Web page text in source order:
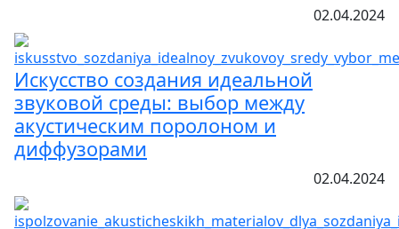
02.04.2024
Искусство создания идеальной
звуковой среды: выбор между
акустическим поролоном и
диффузорами
02.04.2024